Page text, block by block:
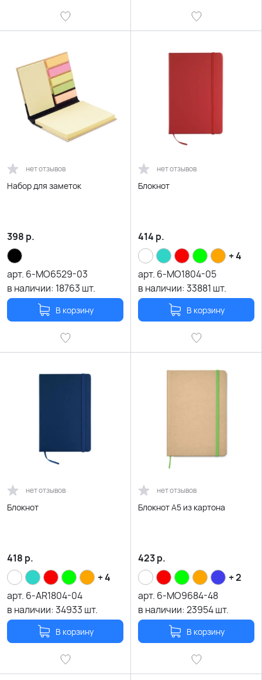
нет отзывов
Набор для заметок
398 р.
арт. 6-MO6529-03
в наличии: 18763 шт.
В корзину
нет отзывов
Блокнот
414 р.
+ 4
арт. 6-MO1804-05
в наличии:33881 шт.
В корзину
нет отзывов
Блокнот
418 р.
+ 4
арт. 6-AR1804-04
в наличии:34933 шт.
В корзину
нет отзывов
Блокнот А5 из картона
423р.
+ 2
арт. 6-MO9684-48
в наличии:23954шт.
В корзину